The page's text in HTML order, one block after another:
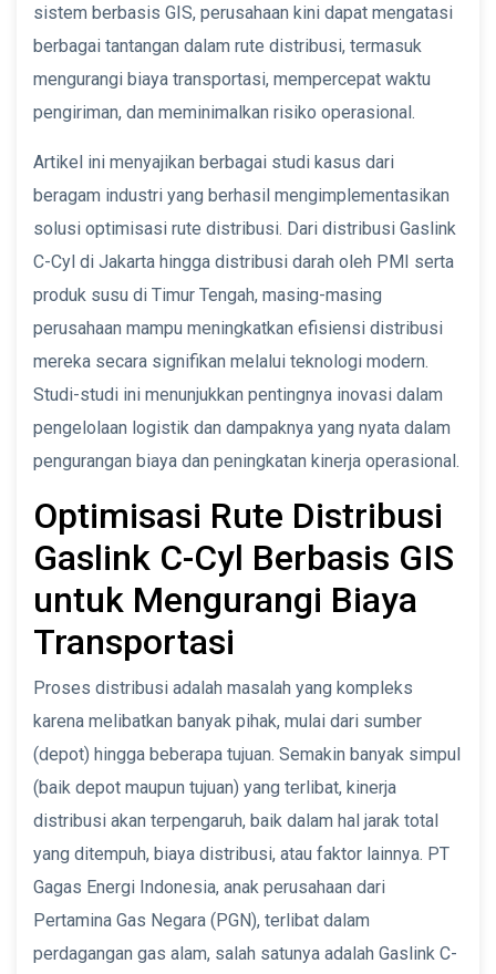
sistem berbasis GIS, perusahaan kini dapat mengatasi
berbagai tantangan dalam rute distribusi, termasuk
mengurangi biaya transportasi, mempercepat waktu
pengiriman, dan meminimalkan risiko operasional.
Artikel ini menyajikan berbagai studi kasus dari
beragam industri yang berhasil mengimplementasikan
solusi optimisasi rute distribusi. Dari distribusi Gaslink
C-Cyl di Jakarta hingga distribusi darah oleh PMI serta
produk susu di Timur Tengah, masing-masing
perusahaan mampu meningkatkan efisiensi distribusi
mereka secara signifikan melalui teknologi modern.
Studi-studi ini menunjukkan pentingnya inovasi dalam
pengelolaan logistik dan dampaknya yang nyata dalam
pengurangan biaya dan peningkatan kinerja operasional.
Optimisasi Rute Distribusi
Gaslink C-Cyl Berbasis GIS
untuk Mengurangi Biaya
Transportasi
Proses distribusi adalah masalah yang kompleks
karena melibatkan banyak pihak, mulai dari sumber
(depot) hingga beberapa tujuan. Semakin banyak simpul
(baik depot maupun tujuan) yang terlibat, kinerja
distribusi akan terpengaruh, baik dalam hal jarak total
yang ditempuh, biaya distribusi, atau faktor lainnya. PT
Gagas Energi Indonesia, anak perusahaan dari
Pertamina Gas Negara (PGN), terlibat dalam
perdagangan gas alam, salah satunya adalah Gaslink C-